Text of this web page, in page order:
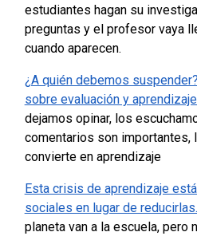
estudiantes hagan su
preguntas y el profesor vaya
cuando aparecen.
¿A quién debemos
sobre evaluación y
dejamos opinar, los
comentarios son importantes,
convierte en aprendizaje
Esta crisis de aprendizaje
sociales en lugar de reducirlas.
planeta van a la escuela, pero